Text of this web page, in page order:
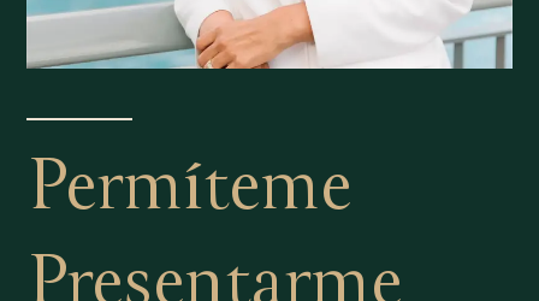
Permíteme
Presentarme